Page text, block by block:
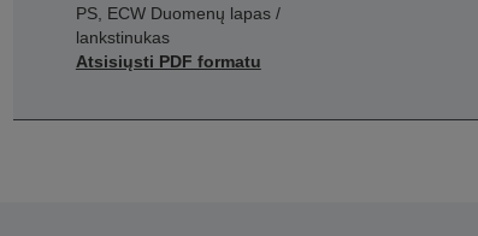
PS, ECW Duomenų lapas /
lankstinukas
Atsisiųsti PDF formatu